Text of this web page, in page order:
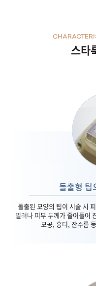
스타
돌출형 팁
돌출된 모양의 팁이 시술 시
밀려나 피부 두께가 줄어들어
모공, 흉터, 잔주름